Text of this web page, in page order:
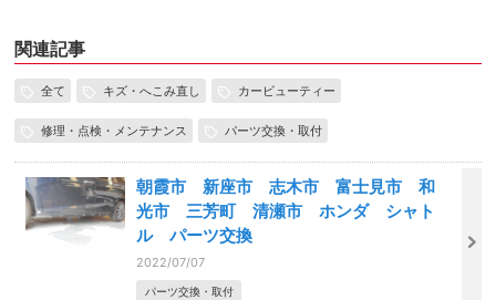
関連記事
全て キズ・へこみ直し カービューティー
修理・点検・メンテナンス パーツ交換・取付
朝霞市 新座市 志木市 富士見市 和
光市 三芳町 清瀬市 ホンダ シャト
ル パーツ交換
2022/07/07
パーツ交換・取付